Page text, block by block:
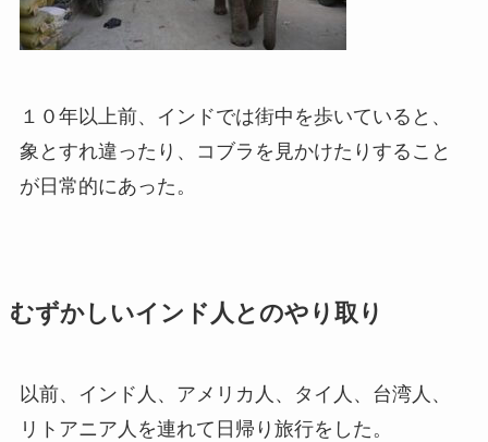
１０年以上前、インドでは街中を歩いていると、
象とすれ違ったり、コブラを見かけたりすること
が日常的にあった。
むずかしいインド人とのやり取り
以前、インド人、アメリカ人、タイ人、台湾人、
リトアニア人を連れて日帰り旅行をした。